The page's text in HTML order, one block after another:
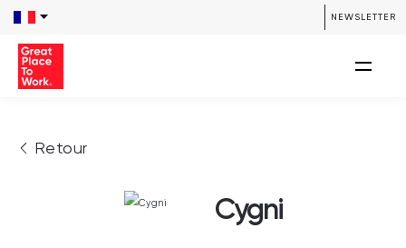
NEWSLETTER
Retour
Cygni